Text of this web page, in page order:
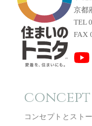
京都
TEL
FAX
concept
コンセプトとスト